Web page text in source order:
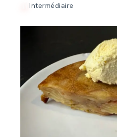
Intermédiaire